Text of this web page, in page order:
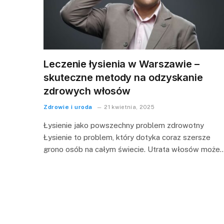
Leczenie łysienia w Warszawie –
skuteczne metody na odzyskanie
zdrowych włosów
Zdrowie i uroda 21 kwietnia, 2025
Łysienie jako powszechny problem zdrowotny
Łysienie to problem, który dotyka coraz szersze
grono osób na całym świecie. Utrata włosów